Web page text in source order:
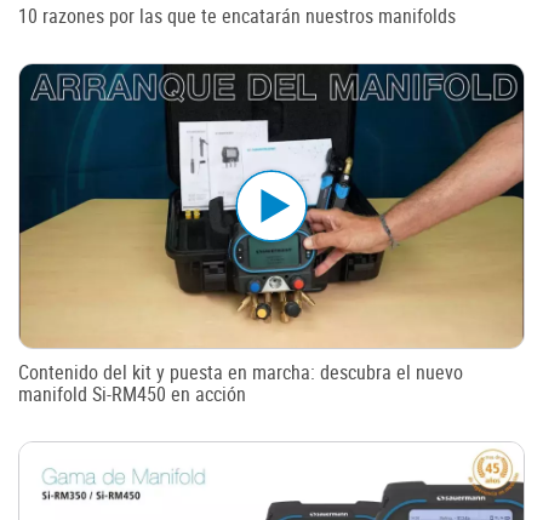
10 razones por las que te encatarán nuestros manifolds
Contenido del kit y puesta en marcha: descubra el nuevo
manifold Si-RM450 en acción